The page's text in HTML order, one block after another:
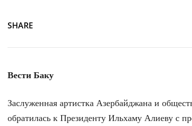
SHARE
Вести Баку
Заслуженная артистка Азербайджана и
обратилась к Президенту Ильхаму Алиеву с